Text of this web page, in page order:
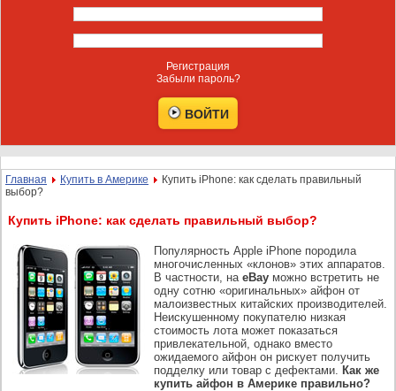
Регистрация
Забыли пароль?
Главная Купить в Америке
Купить iPhone: как сделать правильный
выбор?
Купить iPhone: как сделать правильный выбор?
Популярность Apple iPhone породила
многочисленных «клонов» этих аппаратов.
В частности, на eBay можно встретить не
одну сотню «оригинальных» айфон от
малоизвестных китайских производителей.
Неискушенному покупателю низкая
стоимость лота может показаться
привлекательной, однако вместо
ожидаемого айфон он рискует получить
подделку или товар с дефектами. Как же
купить айфон в Америке правильно?